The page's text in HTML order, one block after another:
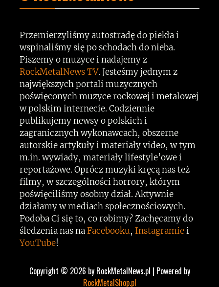
Przemierzyliśmy autostradę do piekła i
wspinaliśmy się po schodach do nieba.
Piszemy o muzyce i nadajemy z
RockMetalNews TV. Jesteśmy jednym z
największych portali muzycznych
poświęconych muzyce rockowej i metalowej
w polskim internecie. Codziennie
publikujemy newsy o polskich i
zagranicznych wykonawcach, obszerne
autorskie artykuły i materiały video, w tym
m.in. wywiady, materiały lifestyle’owe i
reportażowe. Oprócz muzyki kręcą nas też
filmy, w szczególności horrory, którym
poświęciliśmy osobny dział. Aktywnie
działamy w mediach społecznościowych.
Podoba Ci się to, co robimy? Zachęcamy do
śledzenia nas naFacebooku, Instagramiei
YouTube!
Copyright © 2026 by RockMetalNews.pl | Powered by
RockMetalShop.pl